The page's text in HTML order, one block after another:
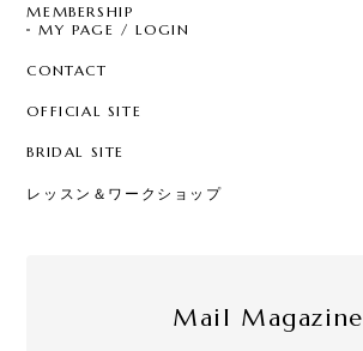
MEMBERSHIP
MY PAGE / LOGIN
CONTACT
OFFICIAL SITE
BRIDAL SITE
レッスン＆ワークショップ
Mail Magazine